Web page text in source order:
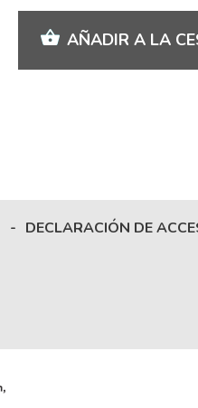
AÑADIR A LA
- DECLARACIÓN DE